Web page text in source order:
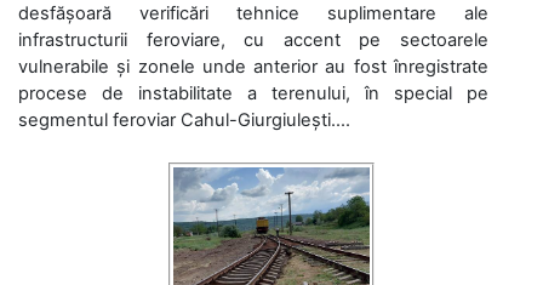
desfășoară verificări tehnice suplimentare ale
infrastructurii feroviare, cu accent pe sectoarele
vulnerabile și zonele unde anterior au fost înregistrate
procese de instabilitate a terenului, în special pe
segmentul feroviar Cahul-Giurgiulești....